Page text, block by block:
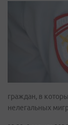
граждан, в
нелегальных